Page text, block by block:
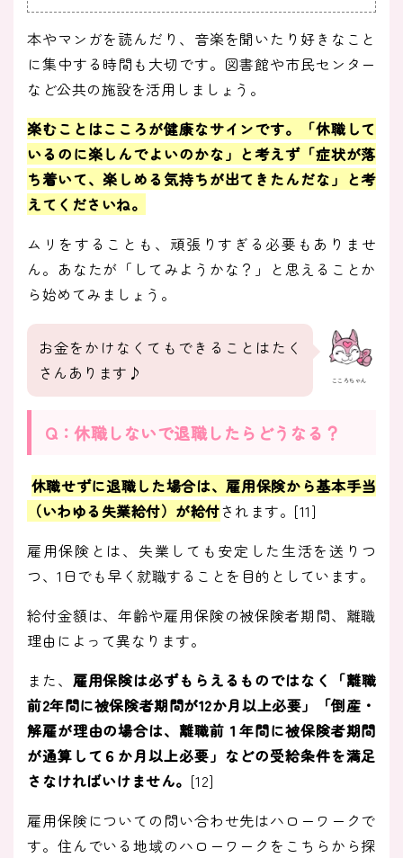
本やマンガを読んだり、音楽を聞いたり好きなこと
に集中する時間も大切です。図書館や市民センター
など公共の施設を活用しましょう。
楽むことはこころが健康なサインです。「休職して
いるのに楽しんでよいのかな」と考えず「症状が落
ち着いて、楽しめる気持ちが出てきたんだな」と考
えてくださいね。
ムリをすることも、頑張りすぎる必要もありませ
ん。あなたが「してみようかな？」と思えることか
ら始めてみましょう。
こころちゃん
お金をかけなくてもできることはたく
さんあります♪
Q：休職しないで退職したらどうなる？
休職せずに退職した場合は、雇用保険から基本手当
（いわゆる失業給付）が給付されます。[11]
雇用保険とは、失業しても安定した生活を送りつ
つ、1日でも早く就職することを目的としています。
給付金額は、年齢や雇用保険の被保険者期間、離職
理由によって異なります。
また、 雇用保険は必ずもらえるものではなく「離職
前2年間に被保険者期間が12か月以上必要」「倒産・
解雇が理由の場合は、離職前１年間に被保険者期間
が通算して６か月以上必要」などの受給条件を満足
さなければいけません。 [12]
雇用保険についての問い合わせ先はハローワークで
す。住んでいる地域のハローワークをこちらから探